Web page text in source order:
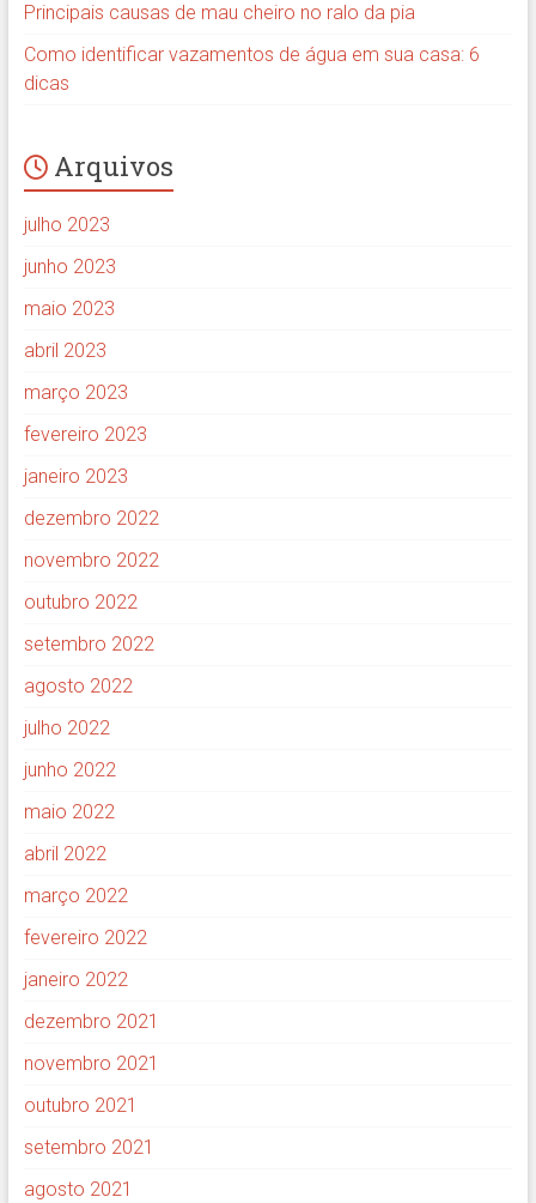
Principais causas de mau cheiro no ralo da pia
Como identificar vazamentos de água em sua casa: 6
dicas
Arquivos
julho 2023
junho 2023
maio 2023
abril 2023
março 2023
fevereiro 2023
janeiro 2023
dezembro 2022
novembro 2022
outubro 2022
setembro 2022
agosto 2022
julho 2022
junho 2022
maio 2022
abril 2022
março 2022
fevereiro 2022
janeiro 2022
dezembro 2021
novembro 2021
outubro 2021
setembro 2021
agosto 2021